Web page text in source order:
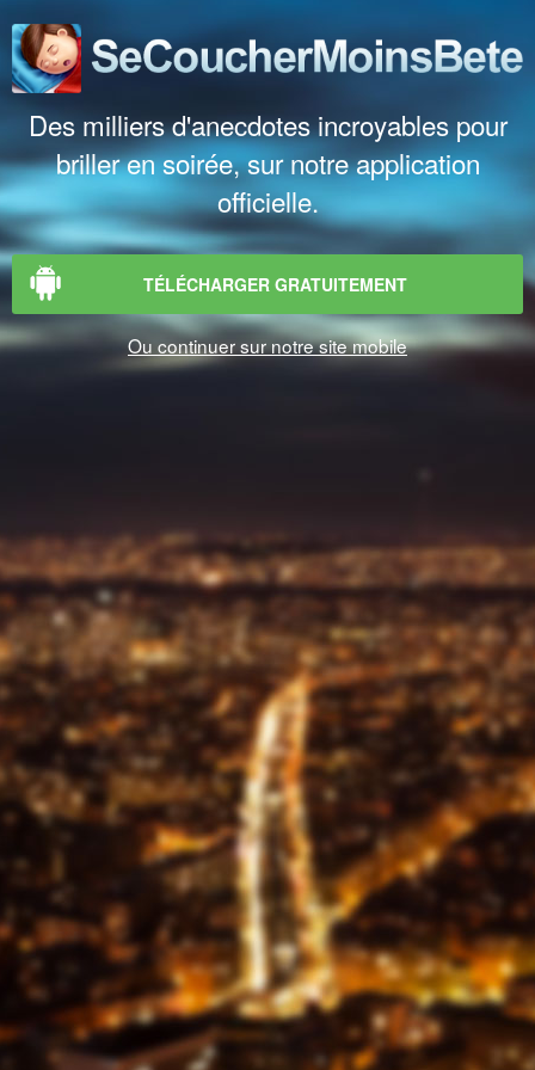
Des milliers d'anecdotes incroyables pour
briller en soirée, sur notre application
officielle.
TÉLÉCHARGER GRATUITEMENT
Ou continuer sur notre site mobile